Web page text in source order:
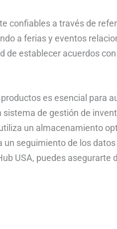
confiables a través de
a ferias y eventos
de establecer acuerdos
es esencial para
de gestión de
un almacenamiento
seguimiento de los
USA, puedes asegurarte